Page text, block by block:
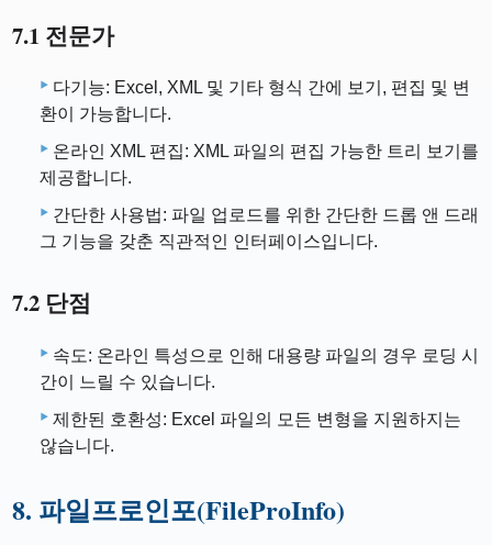
7.1 전문가
다기능: Excel, XML 및 기타 형식 간에 보기, 편집 및 변
환이 가능합니다.
온라인 XML 편집: XML 파일의 편집 가능한 트리 보기를
제공합니다.
간단한 사용법: 파일 업로드를 위한 간단한 드롭 앤 드래
그 기능을 갖춘 직관적인 인터페이스입니다.
7.2 단점
속도: 온라인 특성으로 인해 대용량 파일의 경우 로딩 시
간이 느릴 수 있습니다.
제한된 호환성: Excel 파일의 모든 변형을 지원하지는
않습니다.
8. ​​파일프로인포(FileProInfo)